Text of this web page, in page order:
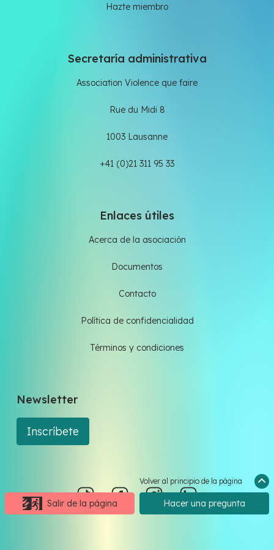
Salir de la página Hacer una pregunta
Volver al principio de la página
Hazte miembro
Secretaría administrativa
Association Violence que faire
Rue du Midi 8
1003 Lausanne
+41 (0)21 311 95 33
Enlaces útiles
Acerca de la asociación
Documentos
Contacto
Política de confidencialidad
Términos y condiciones
Newsletter
Inscríbete